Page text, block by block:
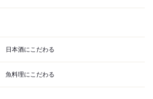
日本酒にこだわる
魚料理にこだわる